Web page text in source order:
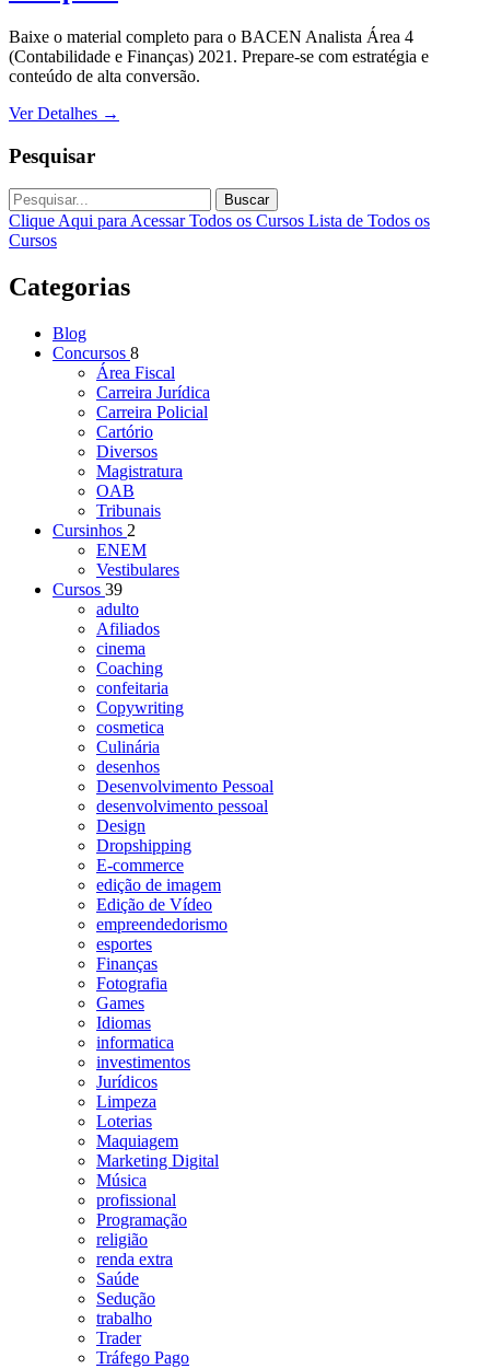
Baixe o material completo para o BACEN Analista Área 4
(Contabilidade e Finanças) 2021. Prepare-se com estratégia e
conteúdo de alta conversão.
Ver Detalhes →
Pesquisar
Buscar
Clique Aqui para Acessar Todos os Cursos Lista de Todos os
Cursos
Categorias
Blog
Concursos 8
Área Fiscal
Carreira Jurídica
Carreira Policial
Cartório
Diversos
Magistratura
OAB
Tribunais
Cursinhos 2
ENEM
Vestibulares
Cursos 39
adulto
Afiliados
cinema
Coaching
confeitaria
Copywriting
cosmetica
Culinária
desenhos
Desenvolvimento Pessoal
desenvolvimento pessoal
Design
Dropshipping
E-commerce
edição de imagem
Edição de Vídeo
empreendedorismo
esportes
Finanças
Fotografia
Games
Idiomas
informatica
investimentos
Jurídicos
Limpeza
Loterias
Maquiagem
Marketing Digital
Música
profissional
Programação
religião
renda extra
Saúde
Sedução
trabalho
Trader
Tráfego Pago